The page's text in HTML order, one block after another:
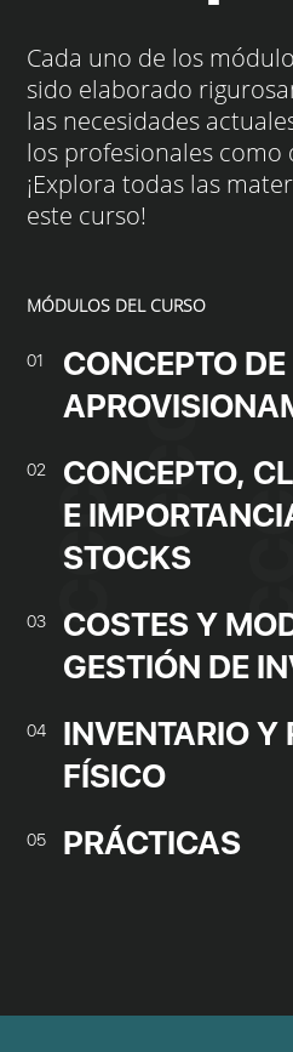
Cada uno de los
sido elaborado
las necesidades
los profesionales como
¡Explora todas las
este curso!
MÓDULOS DEL CURSO
01
CONCEPTO DE
02
CONCEPTO,
E
STOCKS
03
COSTES Y
GESTIÓN DE
04
INVENTARIO Y
FÍSICO
05 PRÁCTICAS